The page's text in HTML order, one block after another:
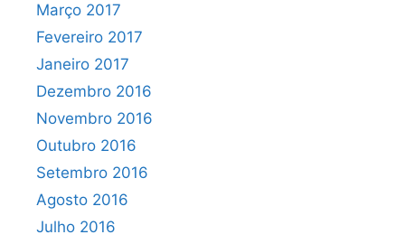
Março 2017
Fevereiro 2017
Janeiro 2017
Dezembro 2016
Novembro 2016
Outubro 2016
Setembro 2016
Agosto 2016
Julho 2016